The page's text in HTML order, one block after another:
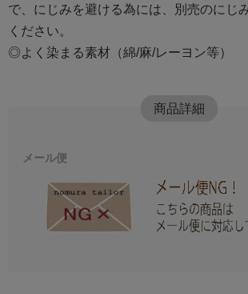
で、にじみを避ける為には、別売のにじ
ください。
◎よく染まる素材（綿/麻/レーヨン等）
商品詳細
メール便